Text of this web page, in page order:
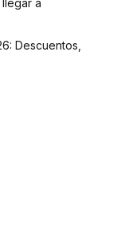
a
Descuentos,